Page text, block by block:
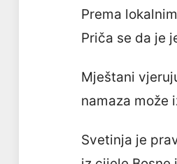
Prema
Priča se da je
Mještani
namaza može
Svetinja je